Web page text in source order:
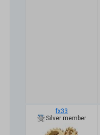
fx33
Silver member